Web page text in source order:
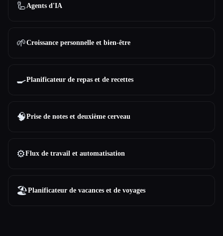
🦾Agents d'IA
🌱Croissance personnelle et bien-être
🍳Planificateur de repas et de recettes
🧠Prise de notes et deuxième cerveau
⚙️Flux de travail et automatisation
🏖Planificateur de vacances et de voyages